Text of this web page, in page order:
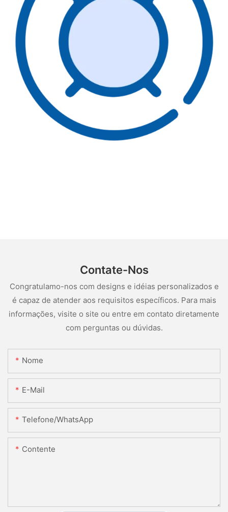
Contate-Nos
Congratulamo-nos com designs e idéias personalizados e
é capaz de atender aos requisitos específicos. Para mais
informações, visite o site ou entre em contato diretamente
com perguntas ou dúvidas.
Nome
E-Mail
Telefone/WhatsApp
Contente